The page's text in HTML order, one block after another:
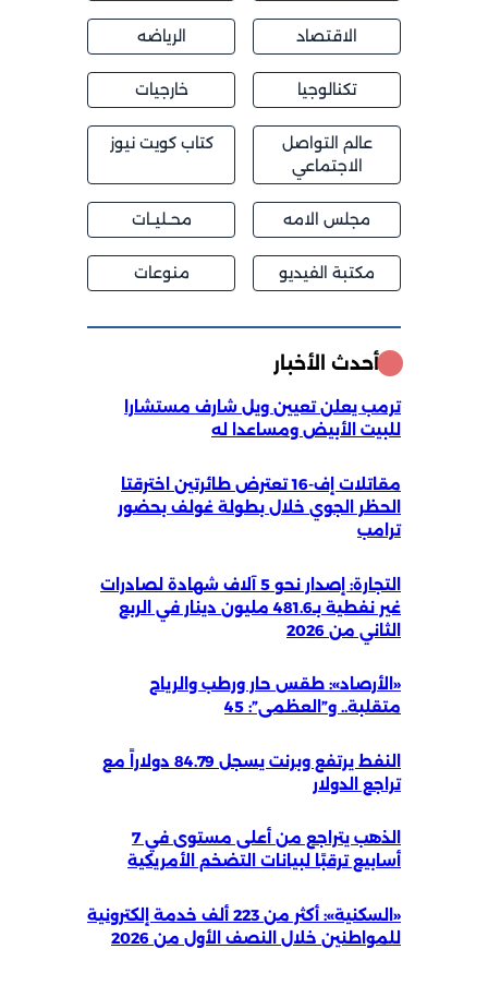
الاقتصاد الرياضه
تكنالوجيا خارجيات
عالم التواصل
الاجتماعي
كتاب كويت نيوز
مجلس الامه محــليــات
مكتبة الفيديو منوعات
أحدث الأخبار
ترمب يعلن تعيين ويل شارف مستشارا
للبيت الأبيض ومساعدا له
مقاتلات إف-16 تعترض طائرتين اخترقتا
الحظر الجوي خلال بطولة غولف بحضور
ترامب
التجارة: إصدار نحو 5 آلاف شهادة لصادرات
غير نفطية بـ481.6 مليون دينار في الربع
الثاني من 2026
«الأرصاد»: طقس حار ورطب والرياح
متقلبة.. و”العظمى”: 45
النفط يرتفع وبرنت يسجل 84.79 دولاراً مع
تراجع الدولار
الذهب يتراجع من أعلى مستوى في 7
أسابيع ترقبًا لبيانات التضخم الأمريكية
«السكنية»: أكثر من 223 ألف خدمة إلكترونية
للمواطنين خلال النصف الأول من 2026